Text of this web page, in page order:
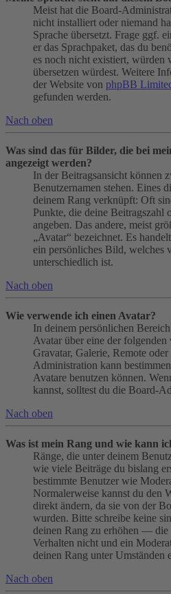
Meist hat die Board-
nicht installiert oder niemand
Sprache übersetzt. Frage ggf.
er das Sprachpaket, das du
es noch nicht existiert, würden
übersetzen würdest. Weitere
der Website von phpBB
gefunden werden.
Nach oben
Was sind das für Bilder, die bei
angezeigt werden?
In der Beitragsansicht können
Benutzernamen stehen. Eines
deinem Rang verknüpft: Oft
Punkte, die deine Beitragszahl
angeben. Das andere, meist
„Avatar“ bezeichnet. Es
ein persönliches Bild, welches
unterschiedlich ist.
Nach oben
Wie verwende ich einen Avatar?
In deinem persönlichen
Avatar über eine der
Gravatar, Galerie, Remote
Administration kann
Avatare benutzen können.
kannst, solltest du die Board-
Nach oben
Was ist mein Rang und wie kann
Ränge, die unter deinem
wie viele Beiträge du bislang
bestimmte Benutzer wie
Normalerweise kannst du den
direkt ändern, da sie von der
wurden. Bitte schreibe keine
deinen Rang zu erhöhen — die
Verhalten nicht und ein
deinen Rang unter Umständen
Nach oben